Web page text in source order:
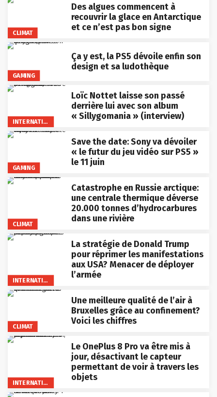
CLIMAT
Des algues commencent à
recouvrir la glace en Antarctique
et ce n’est pas bon signe
GAMING
Ça y est, la PS5 dévoile enfin son
design et sa ludothèque
INTERNATIONAL
Loïc Nottet laisse son passé
derrière lui avec son album
« Sillygomania » (interview)
GAMING
Save the date: Sony va dévoiler
« le futur du jeu vidéo sur PS5 »
le 11 juin
CLIMAT
Catastrophe en Russie arctique:
une centrale thermique déverse
20.000 tonnes d’hydrocarbures
dans une rivière
INTERNATIONAL
La stratégie de Donald Trump
pour réprimer les manifestations
aux USA? Menacer de déployer
l’armée
CLIMAT
Une meilleure qualité de l’air à
Bruxelles grâce au confinement?
Voici les chiffres
INTERNATIONAL
Le OnePlus 8 Pro va être mis à
jour, désactivant le capteur
permettant de voir à travers les
objets